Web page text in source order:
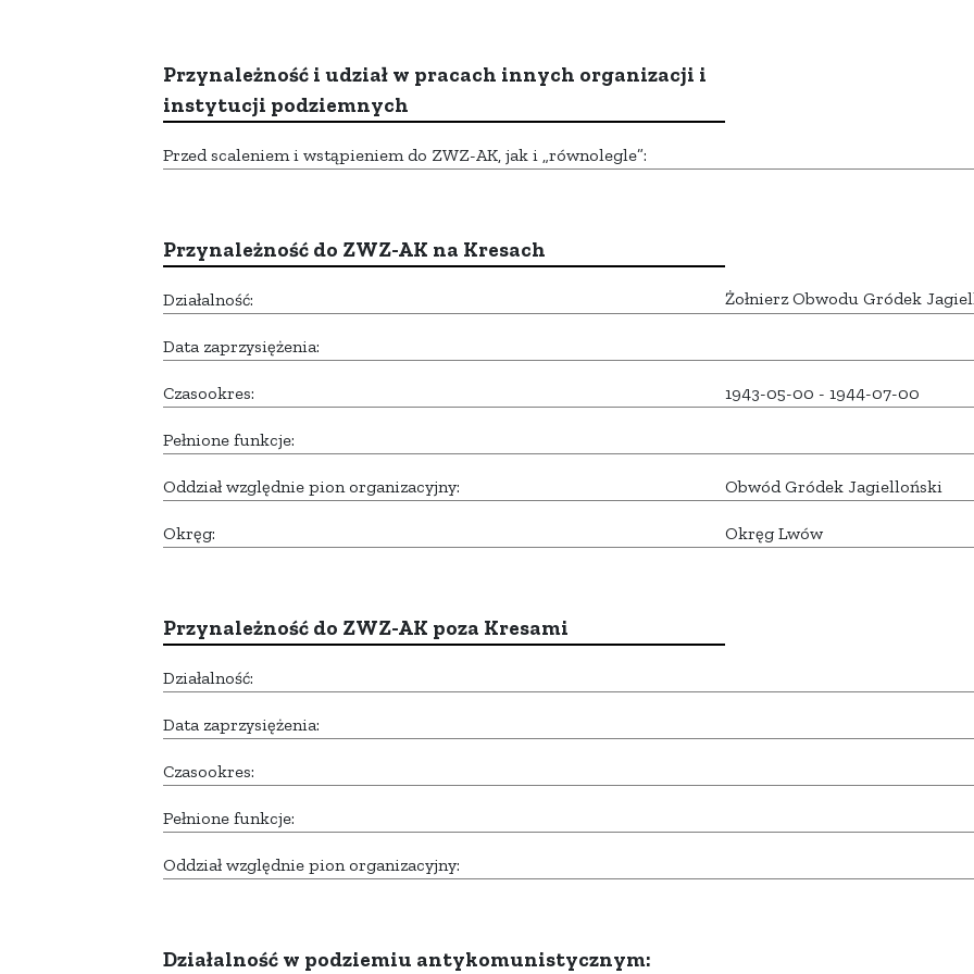
Przynależność i udział w pracach innych organizacji i
instytucji podziemnych
Przed scaleniem i wstąpieniem do ZWZ-AK, jak i „równolegle”:
Przynależność do ZWZ-AK na Kresach
Działalność: Żołnierz Obwodu Gródek
Data zaprzysiężenia:
Czasookres: 1943-05-00 - 1944-07-00
Pełnione funkcje:
Oddział względnie pion organizacyjny: Obwód Gródek Jagielloński
Okręg: Okręg Lwów
Przynależność do ZWZ-AK poza Kresami
Działalność:
Data zaprzysiężenia:
Czasookres:
Pełnione funkcje:
Oddział względnie pion organizacyjny:
Działalność w podziemiu antykomunistycznym: